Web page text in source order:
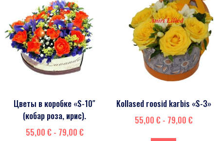
Цветы в коробке «S-10″
(кобар роза, ирис).
55,00 €- 79,00 €
Kollased roosid karbis «S-3»
55,00 €- 79,00 €